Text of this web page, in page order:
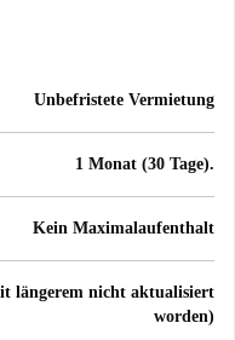
Unbefristete Vermietung
1 Monat (30 Tage).
Kein Maximalaufenthalt
längerem nicht aktualisiert
worden)